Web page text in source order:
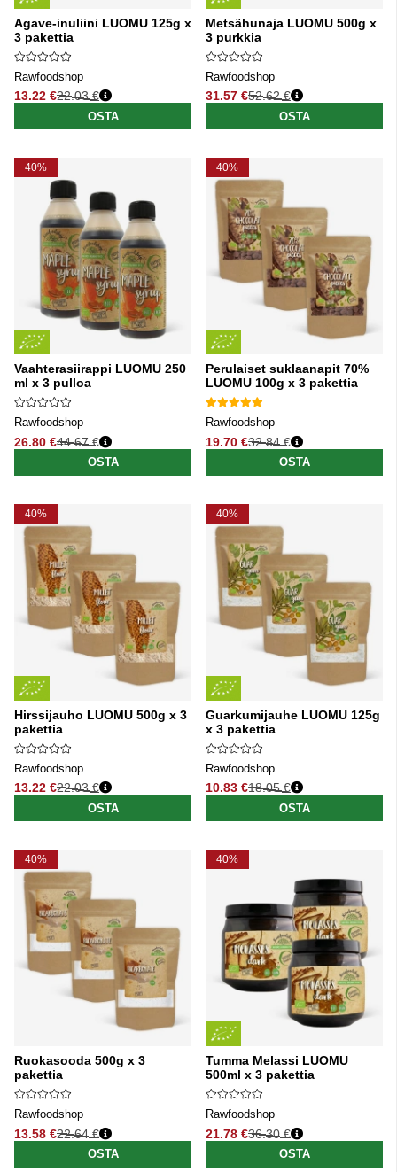
Agave-inuliini LUOMU 125g x
3 pakettia
Rawfoodshop
13.22 €
Normaali hinta
22.03 €
OSTA
Metsähunaja LUOMU 500g x
3 purkkia
Rawfoodshop
31.57 €
Normaali hinta
52.62 €
OSTA
40%
Vaahterasiirappi LUOMU 250
ml x 3 pulloa
Rawfoodshop
26.80 €
Normaali hinta
44.67 €
OSTA
40%
Perulaiset suklaanapit 70%
LUOMU 100g x 3 pakettia
Rawfoodshop
19.70 €
Normaali hinta
32.84 €
OSTA
40%
Hirssijauho LUOMU 500g x 3
pakettia
Rawfoodshop
13.22 €
Normaali hinta
22.03 €
OSTA
40%
Guarkumijauhe LUOMU 125g
x 3 pakettia
Rawfoodshop
10.83 €
Normaali hinta
18.05 €
OSTA
40%
Ruokasooda 500g x 3
pakettia
Rawfoodshop
13.58 €
Normaali hinta
22.64 €
OSTA
40%
Tumma Melassi LUOMU
500ml x 3 pakettia
Rawfoodshop
21.78 €
Normaali hinta
36.30 €
OSTA